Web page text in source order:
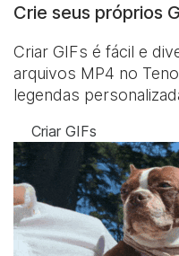
Crie seus próprios
Criar GIFs é fácil e
arquivos MP4 no
legendas
Criar GIFs